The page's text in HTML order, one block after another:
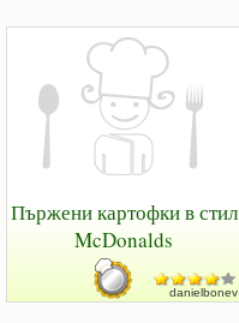
Пържени картофки в стил
McDonalds
danielbonev